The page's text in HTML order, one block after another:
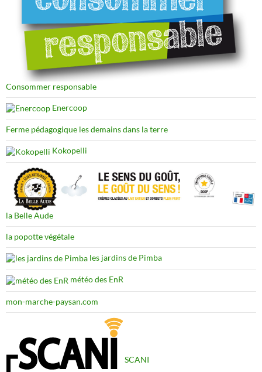
Consommer responsable
Enercoop
Ferme pédagogique les demains dans la terre
Kokopelli
la Belle Aude
la popotte végétale
les jardins de Pimba
météo des EnR
mon-marche-paysan.com
SCANI